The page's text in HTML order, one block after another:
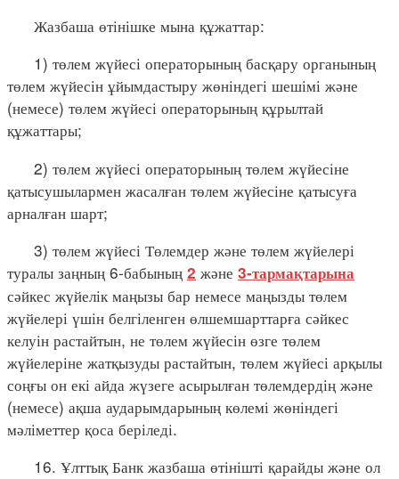
Жазбаша өтінішке мына құжаттар:
1) төлем жүйесі операторының басқару органының
төлем жүйесін ұйымдастыру жөніндегі шешімі және
(немесе) төлем жүйесі операторының құрылтай
құжаттары;
2) төлем жүйесі операторының төлем жүйесіне
қатысушылармен жасалған төлем жүйесіне қатысуға
арналған шарт;
3) төлем жүйесі Төлемдер және төлем жүйелері
туралы заңның 6-бабының 2 және 3-тармақтарына
сәйкес жүйелік маңызы бар немесе маңызды төлем
жүйелері үшін белгіленген өлшемшарттарға сәйкес
келуін растайтын, не төлем жүйесін өзге төлем
жүйелеріне жатқызуды растайтын, төлем жүйесі арқылы
соңғы он екі айда жүзеге асырылған төлемдердің және
(немесе) ақша аударымдарының көлемі жөніндегі
мәліметтер қоса беріледі.
16. Ұлттық Банк жазбаша өтінішті қарайды және ол